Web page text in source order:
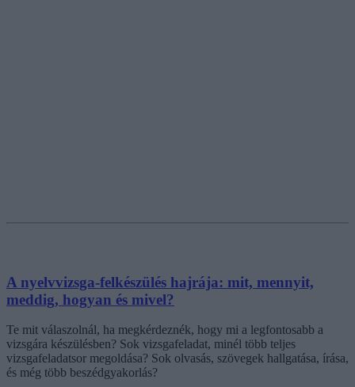
A nyelvvizsga-felkészülés hajrája: mit, mennyit,
meddig, hogyan és mivel?
Te mit válaszolnál, ha megkérdeznék, hogy mi a legfontosabb a
vizsgára készülésben? Sok vizsgafeladat, minél több teljes
vizsgafeladatsor megoldása? Sok olvasás, szövegek hallgatása, írása,
és még több beszédgyakorlás?